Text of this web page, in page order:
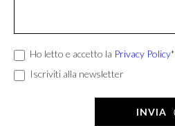
Ho letto e accetto la Privacy Policy*
Iscriviti alla newsletter
INVIA